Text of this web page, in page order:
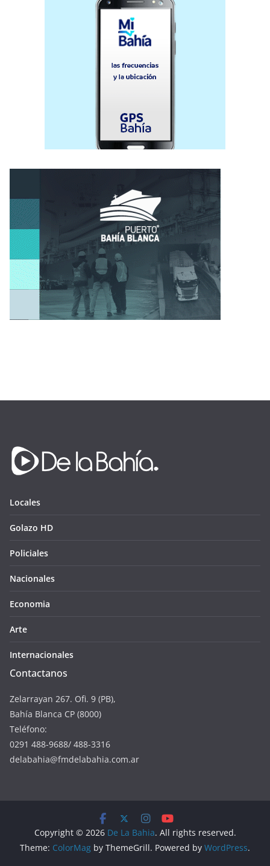
Locales
Golazo HD
Policiales
Nacionales
Economia
Arte
Internacionales
Contactanos
Zelarrayan 267. Ofi. 9 (PB),
Bahía Blanca CP (8000)
Teléfono:
0291 488-9688/ 488-3316
delabahia@fmdelabahia.com.ar
Copyright © 2026 De La Bahia. All rights reserved.
Theme: ColorMag by ThemeGrill. Powered by WordPress.